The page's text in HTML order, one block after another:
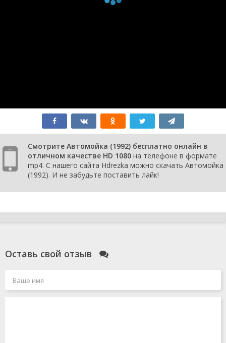
Смотрите Автомойка (1992) бесплатно онлайн в
отличном качестве HD 1080 на телефоне в формате
mp4. С нашего сайта Hdrezka можно скачать Автомойка
(1992). И не забудьте поставить лайк!
Оставь свой отзыв